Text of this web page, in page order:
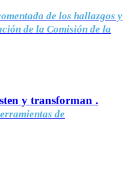
de los hallazgos y
de la Comisión de la
y transforman .
de